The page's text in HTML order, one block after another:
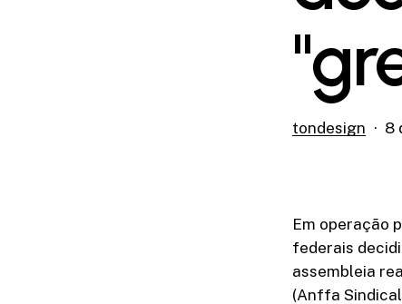
tondesign 8
Em operação
federais
assembleia
(Anffa